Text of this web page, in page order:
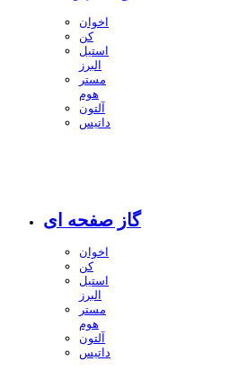
اخوان
کن
استیل
البرز
مستر
هوم
آلتون
داتیس
گاز صفحه ای
اخوان
کن
استیل
البرز
مستر
هوم
آلتون
داتیس